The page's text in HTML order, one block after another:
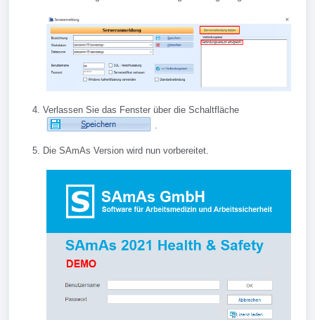
Verlassen Sie das Fenster über die Schaltfläche
.
Die SAmAs Version wird nun vorbereitet.